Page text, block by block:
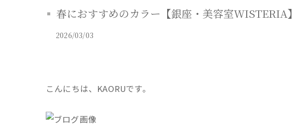
春におすすめのカラー【銀座・美容室WISTERIA】
2026/03/03
こんにちは、KAORUです。